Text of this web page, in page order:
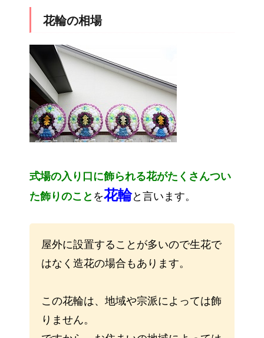
花輪の相場
式場の入り口に飾られる花がたくさんつい
た飾りのこと を花輪と言います。
屋外に設置することが多いので生花で
はなく造花の場合もあります。
この花輪は、地域や宗派によっては飾
りません。